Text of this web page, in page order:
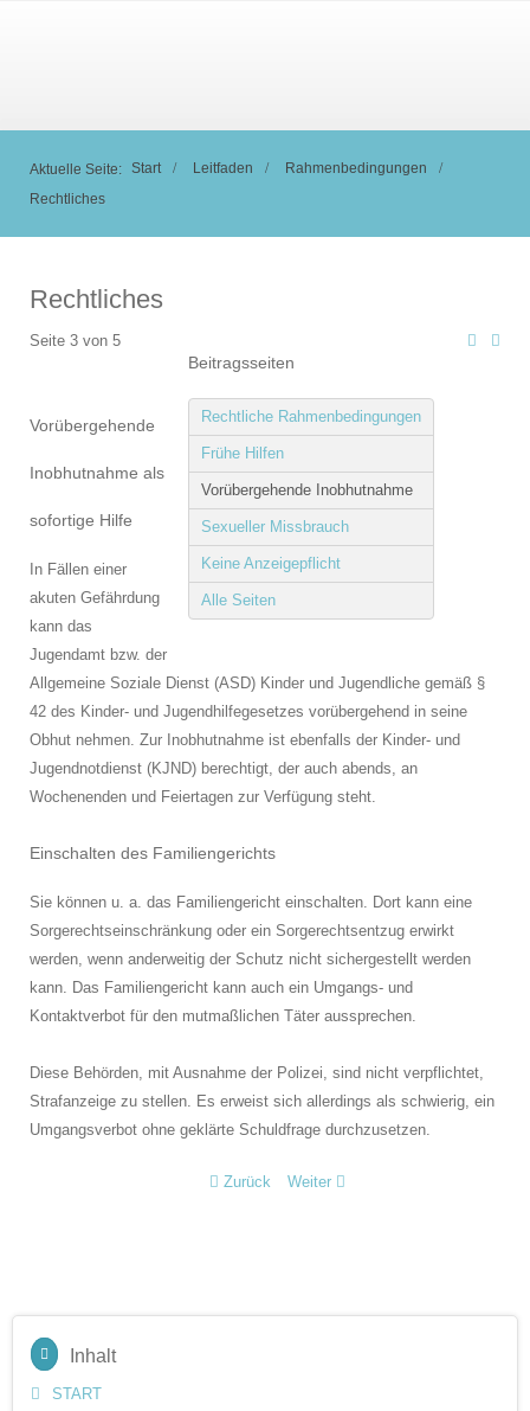
Aktuelle Seite: Start Leitfaden
Rahmenbedingungen
Rechtliches
Rechtliches
Beitragsseiten
Rechtliche Rahmenbedingungen
Frühe Hilfen
Vorübergehende Inobhutnahme
Sexueller Missbrauch
Keine Anzeigepflicht
Alle Seiten
Seite 3 von 5
Vorübergehende
Inobhutnahme als
sofortige Hilfe
In Fällen einer
akuten Gefährdung
kann das
Jugendamt bzw. der
Allgemeine Soziale Dienst (ASD) Kinder und Jugendliche gemäß §
42 des Kinder- und Jugendhilfegesetzes vorübergehend in seine
Obhut nehmen. Zur Inobhutnahme ist ebenfalls der Kinder- und
Jugendnotdienst (KJND) berechtigt, der auch abends, an
Wochenenden und Feiertagen zur Verfügung steht.
Einschalten des Familiengerichts
Sie können u. a. das Familiengericht einschalten. Dort kann eine
Sorgerechtseinschränkung oder ein Sorgerechtsentzug erwirkt
werden, wenn anderweitig der Schutz nicht sichergestellt werden
kann. Das Familiengericht kann auch ein Umgangs- und
Kontaktverbot für den mutmaßlichen Täter aussprechen.
Diese Behörden, mit Ausnahme der Polizei, sind nicht verpflichtet,
Strafanzeige zu stellen. Es erweist sich allerdings als schwierig, ein
Umgangsverbot ohne geklärte Schuldfrage durchzusetzen.
Zurück Weiter
Inhalt
START